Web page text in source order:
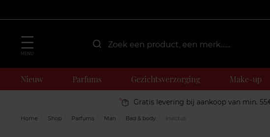
MENU
Nieuw Parfums Gezichtsverzorging Make-up
Gratis levering bij aankoop van min.
Home Shop Parfums Man Bad & body Invictus